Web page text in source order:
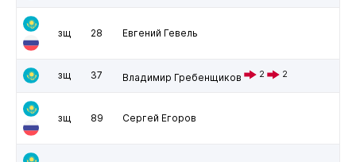
зщ 28 Евгений Гевель
зщ 37 Владимир Гребенщиков 2 2
зщ 89 Сергей Егоров